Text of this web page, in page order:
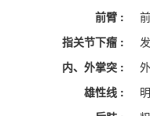
前臂 :
指关节下瘤 :
内、外掌突 :
雄性线 :